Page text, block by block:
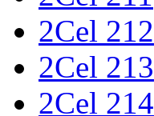
2Cel 212
2Cel 213
2Cel 214